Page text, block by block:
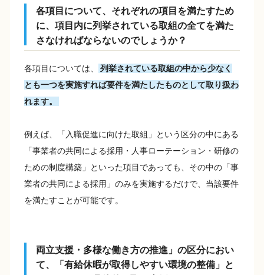
各項目について、それぞれの項目を満たすため
に、項目内に列挙されている取組の全てを満た
さなければならないのでしょうか？
各項目については、
列挙されている取組の中から少なく
とも一つを実施すれば要件を満たしたものとして取り扱わ
れます。
例えば、「入職促進に向けた取組」という区分の中にある
「事業者の共同による採用・人事ローテーション・研修の
ための制度構築」といった項目であっても、その中の「事
業者の共同による採用」のみを実施するだけで、当該要件
を満たすことが可能です。
両立支援・多様な働き方の推進」の区分におい
て、「有給休暇が取得しやすい環境の整備」と